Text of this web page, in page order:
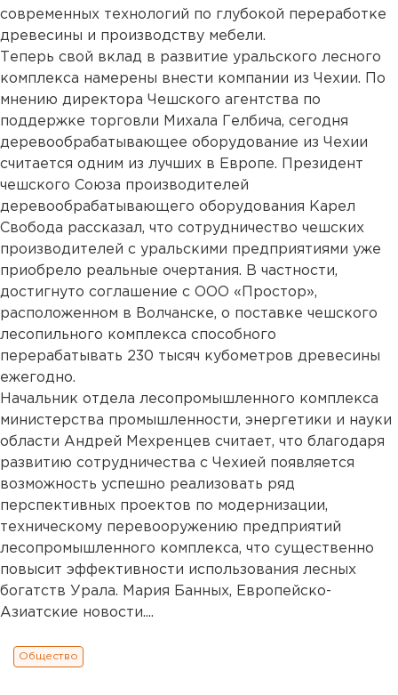
современных технологий по глубокой переработке
древесины и производству мебели.
Теперь свой вклад в развитие уральского лесного
комплекса намерены внести компании из Чехии. По
мнению директора Чешского агентства по
поддержке торговли Михала Гелбича, сегодня
деревообрабатывающее оборудование из Чехии
считается одним из лучших в Европе. Президент
чешского Союза производителей
деревообрабатывающего оборудования Карел
Свобода рассказал, что сотрудничество чешских
производителей с уральскими предприятиями уже
приобрело реальные очертания. В частности,
достигнуто соглашение с ООО «Простор»,
расположенном в Волчанске, о поставке чешского
лесопильного комплекса способного
перерабатывать 230 тысяч кубометров древесины
ежегодно.
Начальник отдела лесопромышленного комплекса
министерства промышленности, энергетики и науки
области Андрей Мехренцев считает, что благодаря
развитию сотрудничества с Чехией появляется
возможность успешно реализовать ряд
перспективных проектов по модернизации,
техническому перевооружению предприятий
лесопромышленного комплекса, что существенно
повысит эффективности использования лесных
богатств Урала. Мария Банных, Европейско-
Азиатские новости....
Общество